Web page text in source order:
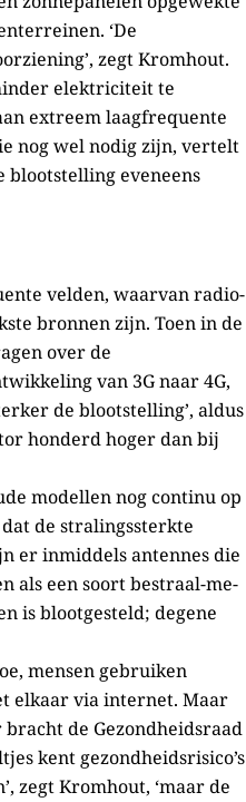
‘De
zegt Kromhout.
elektriciteit te
extreem laagfrequente
nog wel nodig zijn, vertelt
blootstelling eveneens
velden, waarvan radio-
bronnen zijn. Toen in de
over de
van 3G naar 4G,
de blootstelling’, aldus
honderd hoger dan bij
modellen nog continu op
de stralingssterkte
er inmiddels antennes die
als een soort bestraal-me-
is blootgesteld; degene
mensen gebruiken
elkaar via internet. Maar
bracht de Gezondheidsraad
kent gezondheidsrisico’s
zegt Kromhout, ‘maar de